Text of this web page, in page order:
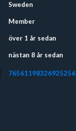
Sweden
Member
över 1 år sedan
nästan 8 år sedan
76561198326925256